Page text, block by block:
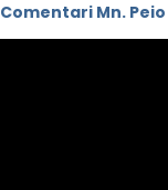
Comentari Mn. Peio